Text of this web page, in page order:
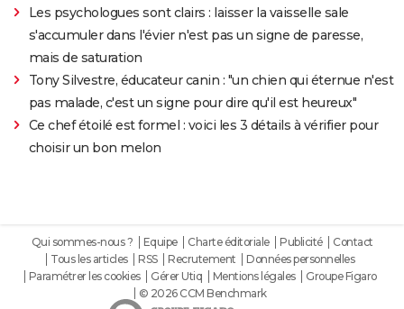
Les psychologues sont clairs : laisser la vaisselle sale
s'accumuler dans l'évier n'est pas un signe de paresse,
mais de saturation
Tony Silvestre, éducateur canin : "un chien qui éternue n'est
pas malade, c'est un signe pour dire qu'il est heureux"
Ce chef étoilé est formel : voici les 3 détails à vérifier pour
choisir un bon melon
Qui sommes-nous ? Equipe Charte éditoriale Publicité
Contact
Tous les articles
RSS Recrutement
Données personnelles
Paramétrer les cookies
Gérer Utiq Mentions légales
Groupe Figaro
© 2026 CCM Benchmark